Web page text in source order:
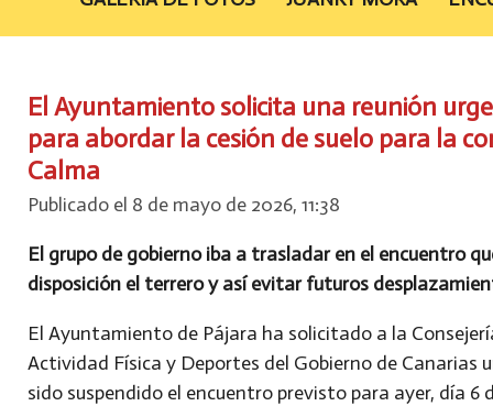
El Ayuntamiento solicita una reunión
para abordar la cesión de suelo para la
Calma
Publicado el 8 de mayo de 2026, 11:38
El grupo de gobierno iba a trasladar en el encuentro
disposición el terrero y así evitar futuros
El Ayuntamiento de Pájara ha solicitado a la
Actividad Física y Deportes del Gobierno de Canarias
sido suspendido el encuentro previsto para ayer, día 6